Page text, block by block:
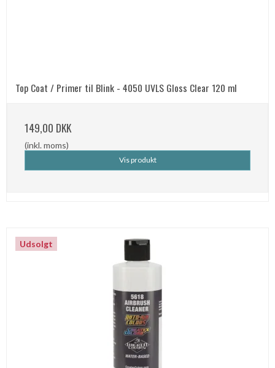
Top Coat / Primer til Blink - 4050 UVLS Gloss Clear 120 ml
149,00 DKK
(inkl. moms)
Vis produkt
Udsolgt